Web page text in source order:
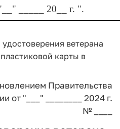
_____ 20__ г. ".
ветерана
карты в
Правительства
от "___" ________ 2024 г.
№ ____